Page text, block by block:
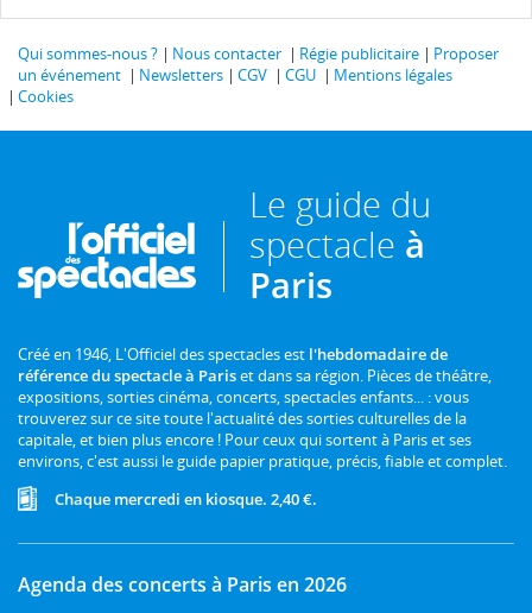
Qui sommes-nous ? Nous contacter Régie publicitaire
Proposer
un événement
Newsletters CGV CGU
Mentions légales
Cookies
Le guide du
spectacle à
Paris
Créé en 1946, L'Officiel des spectacles est l'hebdomadaire de
référence du spectacle à Pariset dans sa région. Pièces de théâtre,
expositions, sorties cinéma, concerts, spectacles enfants... : vous
trouverez sur ce site toute l'actualité des sorties culturelles de la
capitale, et bien plus encore ! Pour ceux qui sortent à Paris et ses
environs, c'est aussi le guide papier pratique, précis, fiable et complet.
Chaque mercredi en kiosque. 2,40 €.
Agenda des concerts à Paris en 2026